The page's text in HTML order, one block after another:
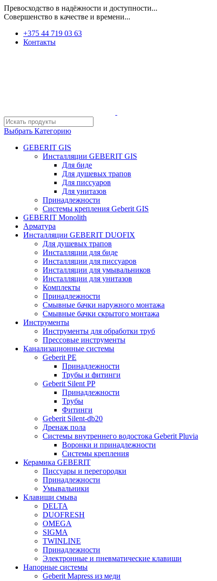
Превосходство в надёжности и доступности...
Совершенство в качестве и времени...
+375 44 719 03 63
Контакты
Выбрать Категорию
GEBERIT GIS
Инсталляции GEBERIT GIS
Для биде
Для душевых трапов
Для писсуаров
Для унитазов
Принадлежности
Системы крепления Geberit GIS
GEBERIT Monolith
Арматура
Инсталляции GEBERIT DUOFIX
Для душевых трапов
Инсталляции для биде
Инсталляции для писсуаров
Инсталляции для умывальников
Инсталляции для унитазов
Комплекты
Принадлежности
Смывные бачки наружного монтажа
Смывные бачки скрытого монтажа
Инструменты
Инструменты для обработки труб
Прессовые инструменты
Канализационные системы
Geberit PE
Принадлежности
Трубы и фитинги
Geberit Silent PP
Принадлежности
Трубы
Фитинги
Geberit Silent-db20
Дренаж пола
Системы внутреннего водостока Geberit Pluvia
Воронки и принадлежности
Системы крепления
Керамика GEBERIT
Писсуары и перегородки
Принадлежности
Умывальники
Клавиши смыва
DELTA
DUOFRESH
OMEGA
SIGMA
TWINLINE
Принадлежности
Электронные и пневматические клавиши
Напорные системы
Geberit Mapress из меди